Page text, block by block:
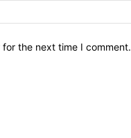
the next time I comment.